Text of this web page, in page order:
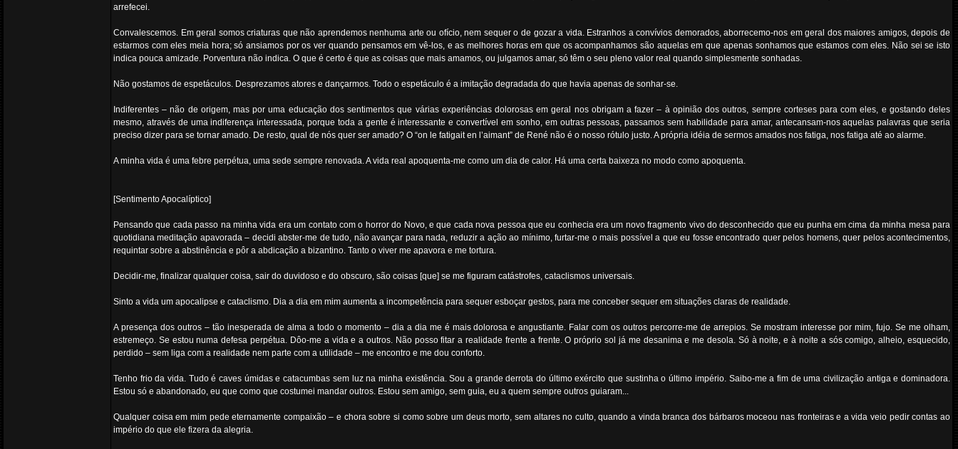
arrefecei.
Convalescemos. Em geral somos criaturas que não aprendemos nenhuma arte ou ofício, nem sequer o de gozar a vida. Estranhos a convívios demorados, aborrecemo-nos em geral dos maiores amigos, depois de
estarmos com eles meia hora; só ansiamos por os ver quando pensamos em vê-los, e as melhores horas em que os acompanhamos são aquelas em que apenas sonhamos que estamos com eles. Não sei se isto
indica pouca amizade. Porventura não indica. O que é certo é que as coisas que mais amamos, ou julgamos amar, só têm o seu pleno valor real quando simplesmente sonhadas.
Não gostamos de espetáculos. Desprezamos atores e dançarmos. Todo o espetáculo é a imitação degradada do que havia apenas de sonhar-se.
Indiferentes – não de origem, mas por uma educação dos sentimentos que várias experiências dolorosas em geral nos obrigam a fazer – à opinião dos outros, sempre corteses para com eles, e gostando deles
mesmo, através de uma indiferença interessada, porque toda a gente é interessante e convertível em sonho, em outras pessoas, passamos sem habilidade para amar, antecansam-nos aquelas palavras que seria
preciso dizer para se tornar amado. De resto, qual de nós quer ser amado? O “on le fatigait en l’aimant” de René não é o nosso rótulo justo. A própria idéia de sermos amados nos fatiga, nos fatiga até ao alarme.
A minha vida é uma febre perpétua, uma sede sempre renovada. A vida real apoquenta-me como um dia de calor. Há uma certa baixeza no modo como apoquenta.
[Sentimento Apocalíptico]
Pensando que cada passo na minha vida era um contato com o horror do Novo, e que cada nova pessoa que eu conhecia era um novo fragmento vivo do desconhecido que eu punha em cima da minha mesa para
quotidiana meditação apavorada – decidi abster-me de tudo, não avançar para nada, reduzir a ação ao mínimo, furtar-me o mais possível a que eu fosse encontrado quer pelos homens, quer pelos acontecimentos,
requintar sobre a abstinência e pôr a abdicação a bizantino. Tanto o viver me apavora e me tortura.
Decidir-me, finalizar qualquer coisa, sair do duvidoso e do obscuro, são coisas [que] se me figuram catástrofes, cataclismos universais.
Sinto a vida um apocalipse e cataclismo. Dia a dia em mim aumenta a incompetência para sequer esboçar gestos, para me conceber sequer em situações claras de realidade.
A presença dos outros – tão inesperada de alma a todo o momento – dia a dia me é mais dolorosa e angustiante. Falar com os outros percorre-me de arrepios. Se mostram interesse por mim, fujo. Se me olham,
estremeço. Se estou numa defesa perpétua. Dôo-me a vida e a outros. Não posso fitar a realidade frente a frente. O próprio sol já me desanima e me desola. Só à noite, e à noite a sós comigo, alheio, esquecido,
perdido – sem liga com a realidade nem parte com a utilidade – me encontro e me dou conforto.
Tenho frio da vida. Tudo é caves úmidas e catacumbas sem luz na minha existência. Sou a grande derrota do último exército que sustinha o último império. Saibo-me a fim de uma civilização antiga e dominadora.
Estou só e abandonado, eu que como que costumei mandar outros. Estou sem amigo, sem guia, eu a quem sempre outros guiaram...
Qualquer coisa em mim pede eternamente compaixão – e chora sobre si como sobre um deus morto, sem altares no culto, quando a vinda branca dos bárbaros moceou nas fronteiras e a vida veio pedir contas ao
império do que ele fizera da alegria.